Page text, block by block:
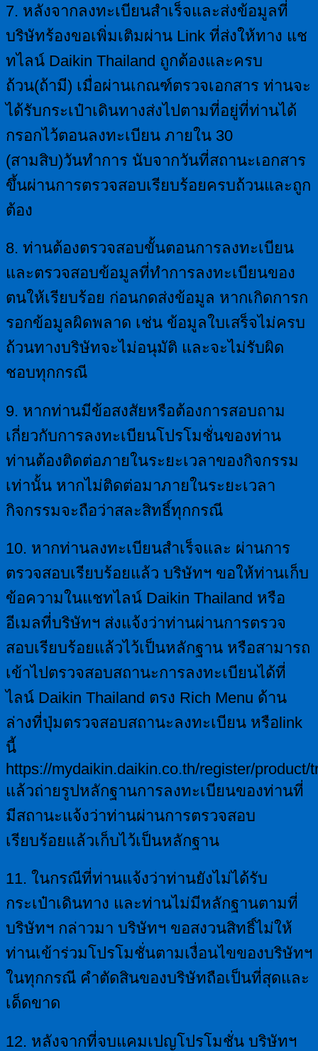
7. หลังจากลงทะเบียนสำเร็จและส่งข้อมูลที่
บริษัทร้องขอเพิ่มเติมผ่าน Link ที่ส่งให้ทาง แช
ทไลน์ Daikin Thailand ถูกต้องและครบ
ถ้วน(ถ้ามี) เมื่อผ่านเกณฑ์ตรวจเอกสาร ท่านจะ
ได้รับกระเป๋าเดินทางส่งไปตามที่อยู่ที่ท่านได้
กรอกไว้ตอนลงทะเบียน ภายใน 30
(สามสิบ)วันทำการ นับจากวันที่สถานะเอกสาร
ขึ้นผ่านการตรวจสอบเรียบร้อยครบถ้วนและถูก
ต้อง
8. ท่านต้องตรวจสอบขั้นตอนการลงทะเบียน
และตรวจสอบข้อมูลที่ทำการลงทะเบียนของ
ตนให้เรียบร้อย ก่อนกดส่งข้อมูล หากเกิดการก
รอกข้อมูลผิดพลาด เช่น ข้อมูลใบเสร็จไม่ครบ
ถ้วนทางบริษัทจะไม่อนุมัติ และจะไม่รับผิด
ชอบทุกกรณี
9. หากท่านมีข้อสงสัยหรือต้องการสอบถาม
เกี่ยวกับการลงทะเบียนโปรโมชั่นของท่าน
ท่านต้องติดต่อภายในระยะเวลาของกิจกรรม
เท่านั้น หากไม่ติดต่อมาภายในระยะเวลา
กิจกรรมจะถือว่าสละสิทธิ์ทุกกรณี
10. หากท่านลงทะเบียนสำเร็จและ ผ่านการ
ตรวจสอบเรียบร้อยแล้ว บริษัทฯ ขอให้ท่านเก็บ
ข้อความในแชทไลน์ Daikin Thailand หรือ
อีเมลที่บริษัทฯ ส่งแจ้งว่าท่านผ่านการตรวจ
สอบเรียบร้อยแล้วไว้เป็นหลักฐาน หรือสามารถ
เข้าไปตรวจสอบสถานะการลงทะเบียนได้ที่
ไลน์ Daikin Thailand ตรง Rich Menu ด้าน
ล่างที่ปุ่มตรวจสอบสถานะลงทะเบียน หรือlink
นี้
https://mydaikin.daikin.co.th/register/product/
แล้วถ่ายรูปหลักฐานการลงทะเบียนของท่านที่
มีสถานะแจ้งว่าท่านผ่านการตรวจสอบ
เรียบร้อยแล้วเก็บไว้เป็นหลักฐาน
11. ในกรณีที่ท่านแจ้งว่าท่านยังไม่ได้รับ
กระเป๋าเดินทาง และท่านไม่มีหลักฐานตามที่
บริษัทฯ กล่าวมา บริษัทฯ ขอสงวนสิทธิ์ไม่ให้
ท่านเข้าร่วมโปรโมชั่นตามเงื่อนไขของบริษัทฯ
ในทุกกรณี คำตัดสินของบริษัทถือเป็นที่สุดและ
เด็ดขาด
12. หลังจากที่จบแคมเปญโปรโมชั่น บริษัทฯ